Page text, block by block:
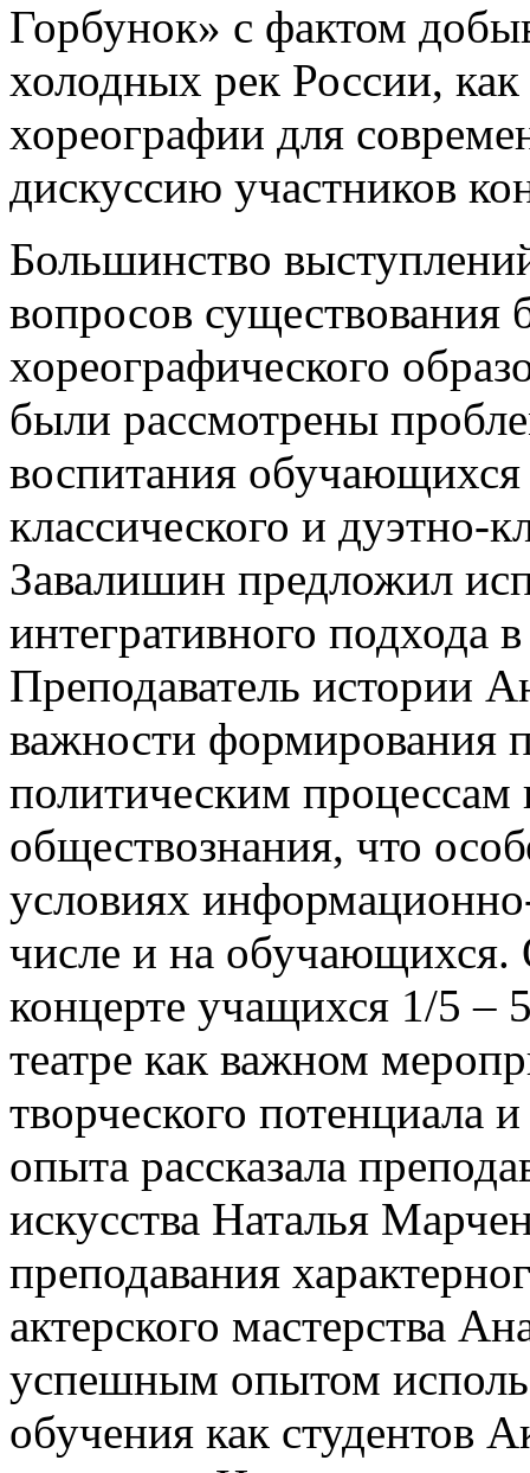
Горбунок» с фактом
холодных рек России,
хореографии для
дискуссию участников
Большинство
вопросов существования
хореографического
были рассмотрены
воспитания
классического и дуэтно-
Завалишин предложил
интегративного подхода
Преподаватель истории
важности формирования
политическим процессам
обществознания, что
условиях
числе и на
концерте учащихся 1/5 –
театре как важном
творческого потенциала
опыта рассказала
искусства Наталья
преподавания
актерского мастерства
успешным опытом
обучения как студентов